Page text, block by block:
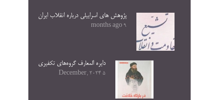
پژوهش های اسراییلی درباره انقلاب ایران
9 months ago
دایره المعارف گروه‌های تکفیری
5 December, 2024